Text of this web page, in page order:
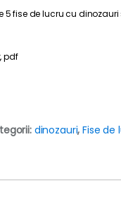
fise de lucru cu dinozauri
pdf
dinozauri,Fise de